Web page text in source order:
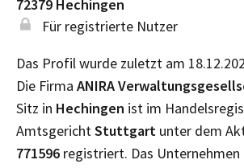
72379 Hechingen
Für registrierte Nutzer
Das Profil wurde zuletzt am
Die Firma ANIRA
Sitz in Hechingen ist im
AmtsgerichtStuttgart unter dem
771596 registriert. Das